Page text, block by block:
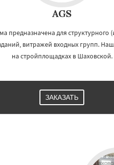
AGS
предназначена для структурного
витражей входных групп.
на стройплощадках в Шаховской.
ЗАКАЗАТЬ